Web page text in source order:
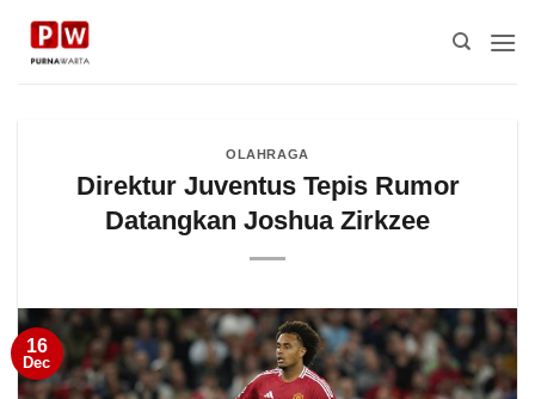
OLAHRAGA
Direktur Juventus Tepis Rumor
Datangkan Joshua Zirkzee
16
Dec